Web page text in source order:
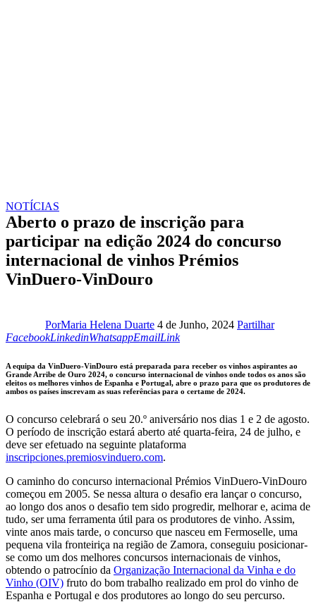
NOTÍCIAS
Aberto o prazo de inscrição para
participar na edição 2024 do concurso
internacional de vinhos Prémios
VinDuero-VinDouro
PorMaria Helena Duarte 4 de Junho, 2024 Partilhar
FacebookLinkedin
LinkedinWhatsapp
WhatsappEmail
EmailCopy
to
clipboard
Link
A equipa da VinDuero-VinDouro está preparada para receber os vinhos aspirantes ao
Grande Arribe de Ouro 2024, o concurso internacional de vinhos onde todos os anos são
eleitos os melhores vinhos de Espanha e Portugal, abre o prazo para que os produtores de
ambos os países inscrevam as suas referências para o certame de 2024.
O concurso celebrará o seu 20.º aniversário nos dias 1 e 2 de agosto.
O período de inscrição estará aberto até quarta-feira, 24 de julho, e
deve ser efetuado na seguinte plataforma
inscripciones.premiosvinduero.com.
O caminho do concurso internacional Prémios VinDuero-VinDouro
começou em 2005. Se nessa altura o desafio era lançar o concurso,
ao longo dos anos o desafio tem sido progredir, melhorar e, acima de
tudo, ser uma ferramenta útil para os produtores de vinho. Assim,
vinte anos mais tarde, o concurso que nasceu em Fermoselle, uma
pequena vila fronteiriça na região de Zamora, conseguiu posicionar-
se como um dos melhores concursos internacionais de vinhos,
obtendo o patrocínio da Organização Internacional da Vinha e do
Vinho (OIV) fruto do bom trabalho realizado em prol do vinho de
Espanha e Portugal e dos produtores ao longo do seu percurso.